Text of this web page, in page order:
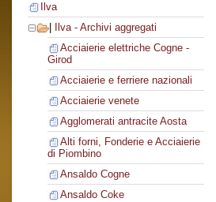
Ilva
Ilva - Archivi aggregati
Acciaierie elettriche Cogne -
Girod
Acciaierie e ferriere nazionali
Acciaierie venete
Agglomerati antracite Aosta
Alti forni, Fonderie e Acciaierie
di Piombino
Ansaldo Cogne
Ansaldo Coke